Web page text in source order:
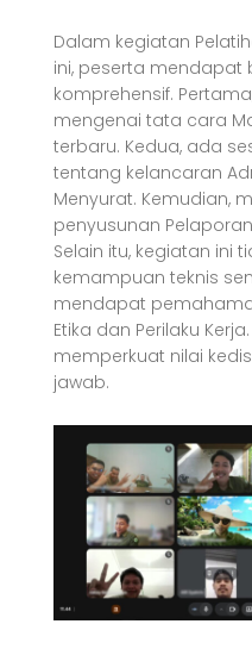
Dalam kegiatan
ini, peserta mendapat
komprehensif.
mengenai tata cara
terbaru. Kedua, ada
tentang kelancaran
Menyurat. Kemudian,
penyusunan
Selain itu, kegiatan ini
kemampuan teknis
mendapat
Etika dan Perilaku
memperkuat nilai
jawab.